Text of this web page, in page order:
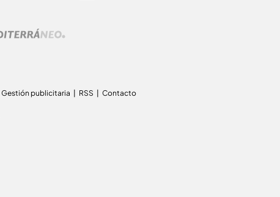
Gestión publicitaria RSS Contacto